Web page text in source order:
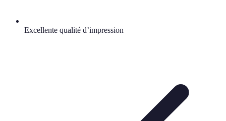
Excellente qualité d’impression